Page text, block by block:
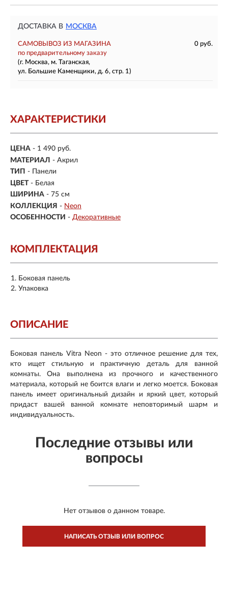
ДОСТАВКА В МОСКВА
САМОВЫВОЗ ИЗ МАГАЗИНА
0 руб.
по предварительному заказу
(г. Москва, м. Таганская,
ул. Большие Каменщики, д. 6, стр. 1)
ХАРАКТЕРИСТИКИ
ЦЕНА - 1 490 руб.
МАТЕРИАЛ - Акрил
ТИП - Панели
ЦВЕТ - Белая
ШИРИНА - 75 см
КОЛЛЕКЦИЯ - Neon
ОСОБЕННОСТИ - Декоративные
КОМПЛЕКТАЦИЯ
Боковая панель
Упаковка
ОПИСАНИЕ
Боковая панель Vitra Neon - это отличное решение для тех,
кто ищет стильную и практичную деталь для ванной
комнаты. Она выполнена из прочного и качественного
материала, который не боится влаги и легко моется. Боковая
панель имеет оригинальный дизайн и яркий цвет, который
придаст вашей ванной комнате неповторимый шарм и
индивидуальность.
Последние отзывы или
вопросы
Нет отзывов о данном товаре.
НАПИСАТЬ ОТЗЫВ ИЛИ ВОПРОС